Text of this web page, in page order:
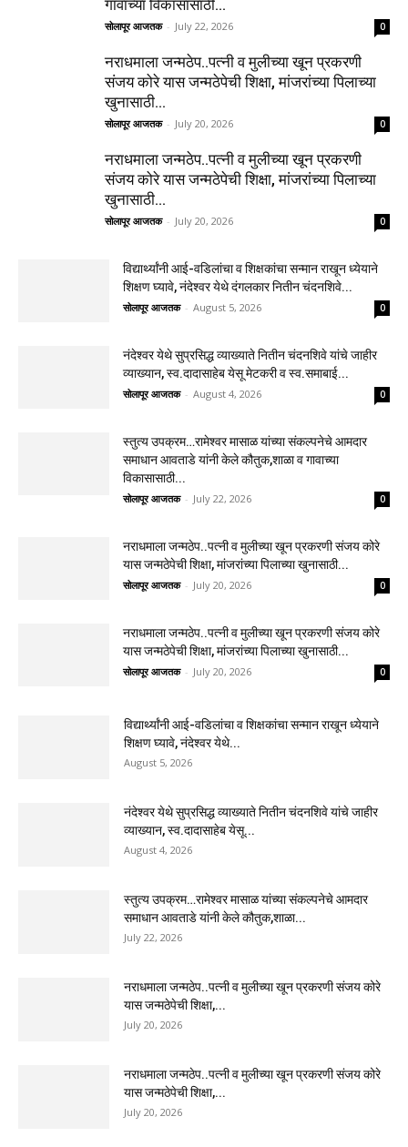
गावाच्या विकासासाठी...
सोलापूर आजतक - July 22, 2026 0
नराधमाला जन्मठेप..पत्नी व मुलीच्या खून प्रकरणी
संजय कोरे यास जन्मठेपेची शिक्षा, मांजरांच्या पिलाच्या
खुनासाठी...
सोलापूर आजतक - July 20, 2026 0
नराधमाला जन्मठेप..पत्नी व मुलीच्या खून प्रकरणी
संजय कोरे यास जन्मठेपेची शिक्षा, मांजरांच्या पिलाच्या
खुनासाठी...
सोलापूर आजतक - July 20, 2026 0
विद्यार्थ्यांनी आई-वडिलांचा व शिक्षकांचा सन्मान राखून ध्येयाने
शिक्षण घ्यावे, नंदेश्वर येथे दंगलकार नितीन चंदनशिवे...
सोलापूर आजतक - August 5, 2026 0
नंदेश्वर येथे सुप्रसिद्ध व्याख्याते नितीन चंदनशिवे यांचे जाहीर
व्याख्यान, स्व.दादासाहेब येसू मेटकरी व स्व.समाबाई...
सोलापूर आजतक - August 4, 2026 0
स्तुत्य उपक्रम…रामेश्वर मासाळ यांच्या संकल्पनेचे आमदार
समाधान आवताडे यांनी केले कौतुक,शाळा व गावाच्या
विकासासाठी...
सोलापूर आजतक - July 22, 2026 0
नराधमाला जन्मठेप..पत्नी व मुलीच्या खून प्रकरणी संजय कोरे
यास जन्मठेपेची शिक्षा, मांजरांच्या पिलाच्या खुनासाठी...
सोलापूर आजतक - July 20, 2026 0
नराधमाला जन्मठेप..पत्नी व मुलीच्या खून प्रकरणी संजय कोरे
यास जन्मठेपेची शिक्षा, मांजरांच्या पिलाच्या खुनासाठी...
सोलापूर आजतक - July 20, 2026 0
विद्यार्थ्यांनी आई-वडिलांचा व शिक्षकांचा सन्मान राखून ध्येयाने
शिक्षण घ्यावे, नंदेश्वर येथे...
August 5, 2026
नंदेश्वर येथे सुप्रसिद्ध व्याख्याते नितीन चंदनशिवे यांचे जाहीर
व्याख्यान, स्व.दादासाहेब येसू...
August 4, 2026
स्तुत्य उपक्रम…रामेश्वर मासाळ यांच्या संकल्पनेचे आमदार
समाधान आवताडे यांनी केले कौतुक,शाळा...
July 22, 2026
नराधमाला जन्मठेप..पत्नी व मुलीच्या खून प्रकरणी संजय कोरे
यास जन्मठेपेची शिक्षा,...
July 20, 2026
नराधमाला जन्मठेप..पत्नी व मुलीच्या खून प्रकरणी संजय कोरे
यास जन्मठेपेची शिक्षा,...
July 20, 2026